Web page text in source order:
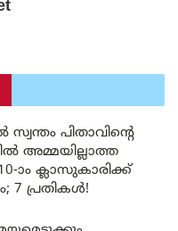
പിതാവിന്റെ
അമ്മയില്ലാത്ത
ാം ക്ലാസുകാരിക്ക്
7 പ്രതികൾ!